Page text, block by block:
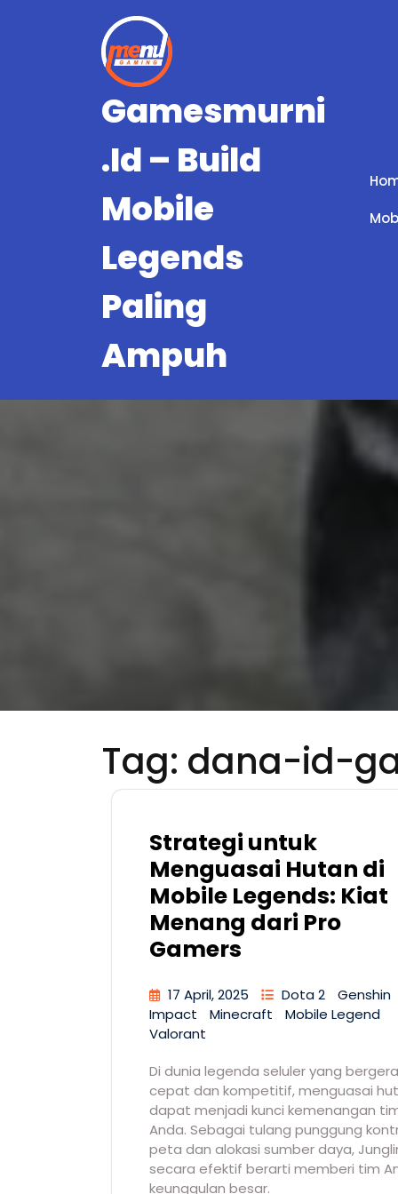
Gamesmurni
.id – Build
Mobile
Legends
Paling
Ampuh
Tag: dana-id-
Strategi untuk
Menguasai Hutan di
Mobile Legends: Kiat
Menang dari Pro
Gamers
17 April, 2025 Dota 2
Genshin
Impact
Minecraft
Mobile Legend
Valorant
Di dunia legenda seluler yang
cepat dan kompetitif, menguasai
dapat menjadi kunci kemenangan
Anda. Sebagai tulang punggung
peta dan alokasi sumber daya,
secara efektif berarti memberi tim
keunggulan besar.